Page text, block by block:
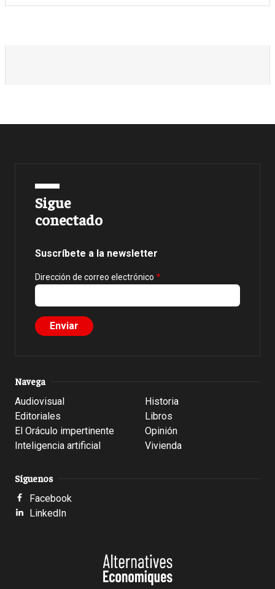
Sigue
conectado
Suscríbete a la newsletter
Dirección de correo electrónico
Navega
Audiovisual
Editoriales
El Oráculo impertinente
Inteligencia artificial
Historia
Libros
Opinión
Vivienda
Síguenos
Facebook
LinkedIn